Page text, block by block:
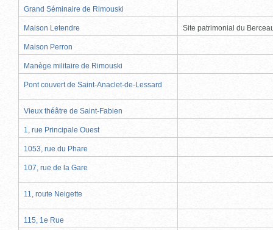
Grand Séminaire de Rimouski
Maison Letendre Site patrimonial du
Maison Perron
Manège militaire de Rimouski
Pont couvert de Saint-Anaclet-de-Lessard
Vieux théâtre de Saint-Fabien
1, rue Principale Ouest
1053, rue du Phare
107, rue de la Gare
11, route Neigette
115, 1e Rue